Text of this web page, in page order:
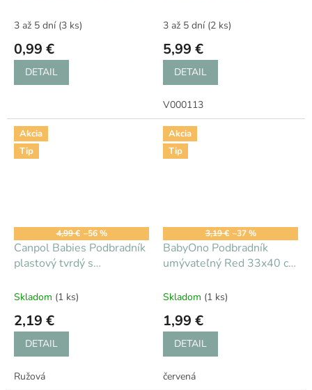
3 až 5 dní (3 ks)
0,99 €
DETAIL
3 až 5 dní (2 ks)
5,99 €
DETAIL
V000113
Akcia
Tip
4,99 € –56 %
Canpol Babies Podbradník
plastový tvrdý s
Skladom (1 ks)
2,19 €
DETAIL
Ružová
Akcia
Tip
3,19 € –37 %
BabyOno Podbradník
umývateľný Red 33x40 cm
Skladom (1 ks)
1,99 €
DETAIL
červená